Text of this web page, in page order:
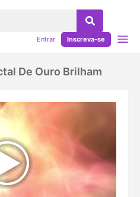
Entrar Inscreva-se
De Ouro Brilham